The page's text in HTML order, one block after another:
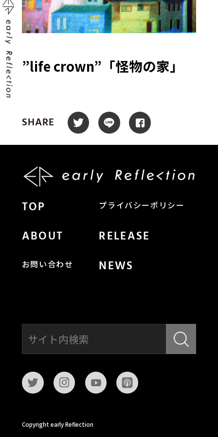
”life crown”「怪物の家」
SHARE
TOP プライバシーポリシー
ABOUT RELEASE
お問い合わせ NEWS
Copyright early Reflection